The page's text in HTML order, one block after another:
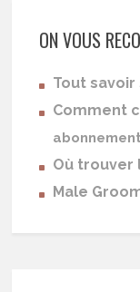
ON VOUS
Tout savoir
Comment
Où trouver
Male